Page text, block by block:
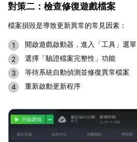
對策二：檢查修復遊戲檔案
檔案損毀是導致更新異常的常見因素：
開啟遊戲啟動器，進入「工具」選單
選擇「驗證檔案完整性」功能
等待系統自動偵測並修復異常檔案
重新啟動更新程序